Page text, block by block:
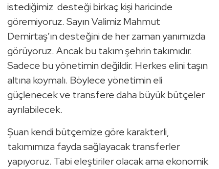
istediğimiz desteği birkaç kişi haricinde
göremiyoruz. Sayın Valimiz Mahmut
Demirtaş’ın desteğini de her zaman yanımızda
görüyoruz. Ancak bu takım şehrin takımıdır.
Sadece bu yönetimin değildir. Herkes elini taşın
altına koymalı. Böylece yönetimin eli
güçlenecek ve transfere daha büyük bütçeler
ayrılabilecek.
Şuan kendi bütçemize göre karakterli,
takımımıza fayda sağlayacak transferler
yapıyoruz. Tabi eleştiriler olacak ama ekonomik